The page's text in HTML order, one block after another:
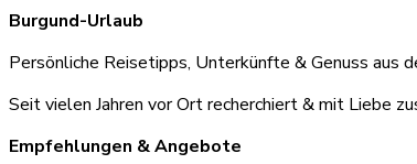
Burgund-Urlaub
Persönliche Reisetipps, Unterkünfte & Genuss aus
Seit vielen Jahren vor Ort recherchiert & mit Liebe
Empfehlungen & Angebote